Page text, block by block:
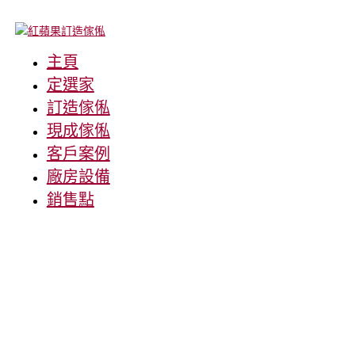
主頁
定選家
訂造傢俬
現成傢俬
客戶案例
廠房設備
銷售點